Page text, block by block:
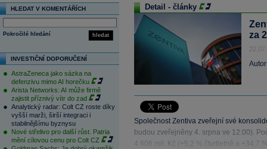
HLEDAT V KOMENTÁŘÍCH
hledat
Pokročilé hledání
INVESTIČNÍ DOPORUČENÍ
AstraZeneca jako sázka na
defenzivu mimo AI horečku
Arista Networks: AI může firmě
zajistit příznivý vítr do zad
Analytický radar: Colt CZ roste díky
vyšší marži, širší integraci i
stabilnějšímu byznysu
Nové střelivo pro další růst. Patria
mění cílovou cenu pro Colt CZ
Detail - články
za
Společnost Zentiva zveřejní své
budou zveřejněny 4. srpna ve 12:00).
4 606 mil. Kč (+5,2 % čtvrtletně a +34,7